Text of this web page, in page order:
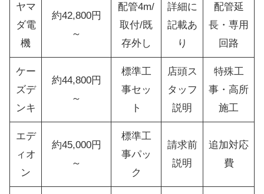
ヤマ
ダ電
機
約42,800円
～
配管4m/
取付/既
存外し
詳細に
記載あ
り
配管延
長・専用
回路
ケー
ズデ
ンキ
約44,800円
～
標準工
事セッ
ト
店頭ス
タッフ
説明
特殊工
事・高所
施工
エデ
ィオ
ン
約45,000円
～
標準工
事パッ
ク
請求前
説明
追加対応
費